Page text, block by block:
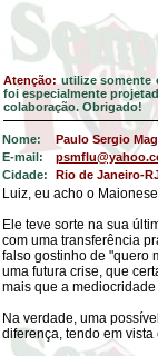
Atenção: utilize somente
foi especialmente
colaboração. Obrigado!
Nome:
Paulo Sergio
E-mail:
Cidade:
Rio de Janeiro-
Luiz, eu acho o
Ele teve sorte na sua
com uma transferência
falso gostinho de "quero
uma futura crise, que
mais que a
Na verdade, uma
diferença, tendo em